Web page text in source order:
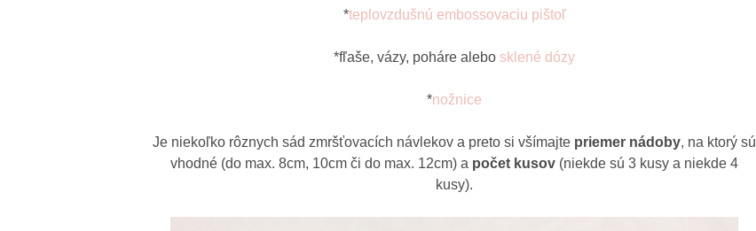
*teplovzdušnú embossovaciu pištoľ
*fľaše, vázy, poháre alebo sklené dózy
*nožnice
Je niekoľko rôznych sád zmršťovacích návlekov a preto si všímajte priemer nádoby, na ktorý sú
vhodné (do max. 8cm, 10cm či do max. 12cm) a počet kusov (niekde sú 3 kusy a niekde 4
kusy).